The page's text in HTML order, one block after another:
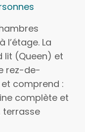
l’étage. La
lit (Queen) et
rez-de-
comprend :
complète et
terrasse